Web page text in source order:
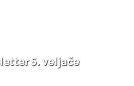
5. veljače